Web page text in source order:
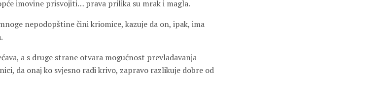
imovine prisvojiti… prava prilika su mrak i magla.
nepodopštine čini kriomice, kazuje da on, ipak, ima
a s druge strane otvara mogućnost prevladavanja
da onaj ko svjesno radi krivo, zapravo razlikuje dobre od